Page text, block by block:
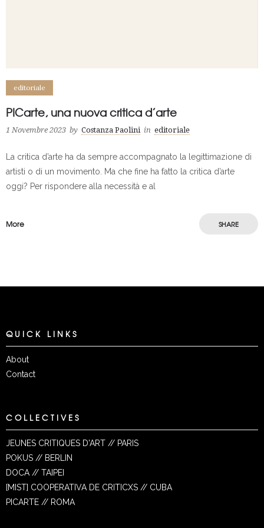
editoriale
PICarte, una nuova critica d’arte
1 Novembre 2023 by Costanza Paolini in editoriale
La critica d’arte ha da sempre accompagnato la legittimazione di
artisti o di un movimento. Ma che fine ha fatto la critica d’arte
oggi? Per rispondere alla necessità e al
More SHARE
QUICK LINKS
About
Contact
COLLECTIVES
JEUNES CRITIQUES D'ART // PARIS
POKUS // BERLIN
DOCA // TAIPEI
[MIST] COOPERATIVA DE CRITICXS // CUBA
PICARTE // ROMA